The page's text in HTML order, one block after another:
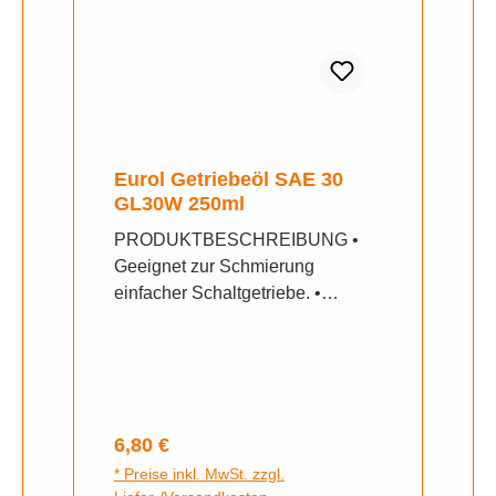
die Herstellervorschriften zu
Eurol Getriebeöl SAE 30
GL30W 250ml
PRODUKTBESCHREIBUNG •
Geeignet zur Schmierung
einfacher Schaltgetriebe. •
Getriebe älterer Bauart, wie z.B.
für Vespa 50N Gl GS • Ebenfalls
Regulärer Preis:
6,80 €
* Preise inkl. MwSt. zzgl.